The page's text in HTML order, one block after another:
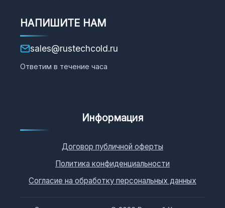
НАПИШИТЕ НАМ
sales@rustechcold.ru
Ответим в течение часа
Информация
Договор публичной оферты
Политика конфиденциальности
Согласие на обработку персональных данных